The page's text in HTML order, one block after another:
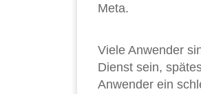
Meta.
Viele Anwender
Dienst sein,
Anwender ein